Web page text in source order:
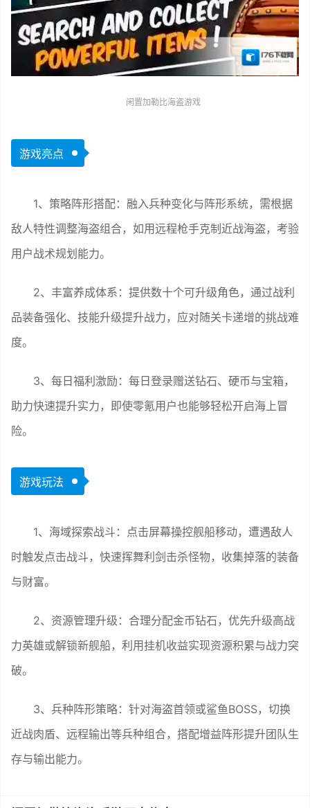
闲置加勒比海盗游戏
游戏亮点
1、策略阵形搭配：融入兵种变化与阵形系统，需根据
敌人特性调整海盗组合，如用远程枪手克制近战海盗，考验
用户战术规划能力。
2、丰富养成体系：提供数十个可升级角色，通过战利
品装备强化、技能升级提升战力，应对随关卡递增的挑战难
度。
3、每日福利激励：每日登录赠送钻石、硬币与宝箱，
助力快速提升实力，即使零氪用户也能够轻松开启海上冒
险。
游戏玩法
1、海域探索战斗：点击屏幕操控舰船移动，遭遇敌人
时触发点击战斗，快速挥舞利剑击杀怪物，收集掉落的装备
与财富。
2、资源管理升级：合理分配金币钻石，优先升级高战
力英雄或解锁新舰船，利用挂机收益实现资源积累与战力突
破。
3、兵种阵形策略：针对海盗首领或鲨鱼BOSS，切换
近战肉盾、远程输出等兵种组合，搭配增益阵形提升团队生
存与输出能力。